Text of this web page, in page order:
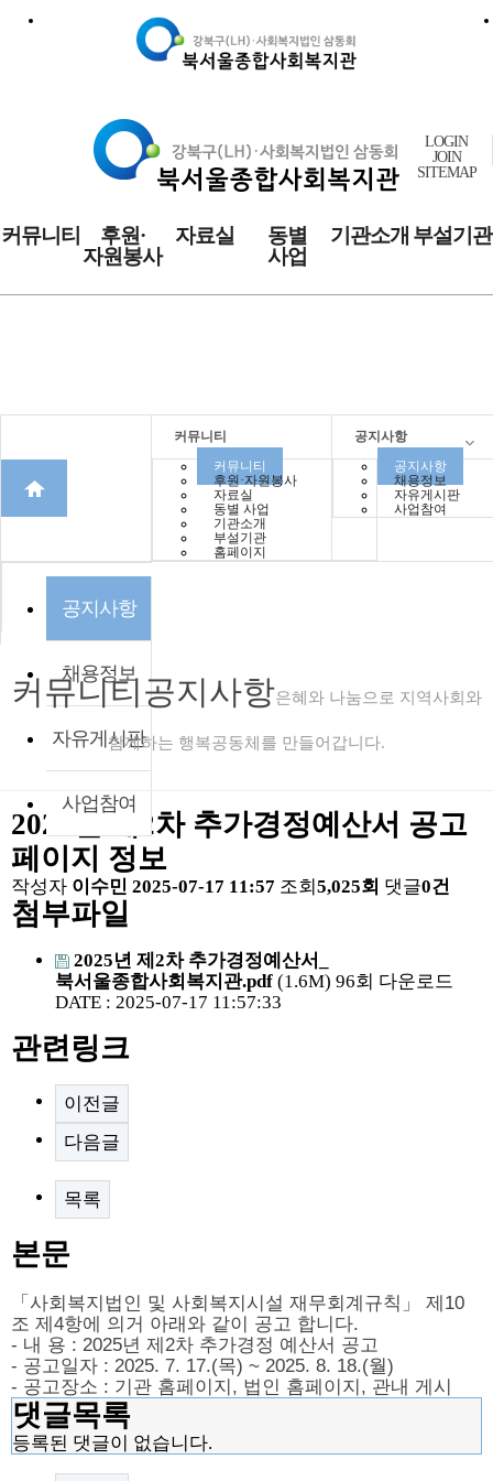
LOGIN
JOIN
SITEMAP
커뮤니티
후원·
자원봉사
자료실
동별
사업
기관소개 부설기관
커뮤니티
커뮤니티
후원·자원봉사
자료실
동별 사업
기관소개
부설기관
홈페이지
공지사항
공지사항
채용정보
자유게시판
사업참여
공지사항
채용정보
자유게시판
사업참여
커뮤니티공지사항은혜와 나눔으로 지역사회와
함께하는 행복공동체를 만들어갑니다.
2025년 제2차 추가경정예산서 공고
페이지 정보
작성자 이수민 2025-07-17 11:57 조회5,025회 댓글0건
첨부파일
2025년 제2차 추가경정예산서_
북서울종합사회복지관.pdf (1.6M) 96회 다운로드
DATE : 2025-07-17 11:57:33
관련링크
이전글
다음글
목록
본문
「 사회복지법인 및 사회복지시설 재무회계규칙 」 제 10
조 제4항에 의거 아래와 같이 공고 합니다.
- 내 용 : 2025년 제2차 추가경정 예산서 공고
- 공고일자 : 2025. 7. 17.(목) ~ 2025. 8. 18.(월)
- 공고장소 : 기관 홈페이지 , 법인 홈페이지 , 관내 게시
댓글목록
등록된 댓글이 없습니다.